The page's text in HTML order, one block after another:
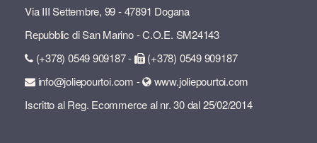
Via III Settembre, 99 - 47891 Dogana
Repubblic di San Marino - C.O.E. SM24143
(+378) 0549 909187 -
(+378) 0549 909187
info@joliepourtoi.com -
www.joliepourtoi.com
Iscritto al Reg. Ecommerce al nr. 30 dal 25/02/2014